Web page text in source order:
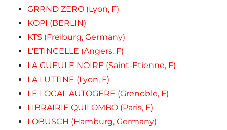
GRRND ZERO (Lyon, F)
KOPI (BERLIN)
KTS (Freiburg, Germany)
L'ETINCELLE (Angers, F)
LA GUEULE NOIRE (Saint-Etienne, F)
LA LUTTINE (Lyon, F)
LE LOCAL AUTOGERE (Grenoble, F)
LIBRAIRIE QUILOMBO (Paris, F)
LOBUSCH (Hamburg, Germany)